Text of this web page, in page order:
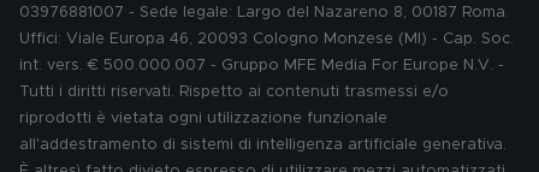
03976881007 - Sede legale: Largo del Nazareno 8, 00187 Roma.
Uffici: Viale Europa 46, 20093 Cologno Monzese (MI) - Cap. Soc.
int. vers. € 500.000.007 - Gruppo MFE Media For Europe N.V. -
Tutti i diritti riservati. Rispetto ai contenuti trasmessi e/o
riprodotti è vietata ogni utilizzazione funzionale
all'addestramento di sistemi di intelligenza artificiale generativa.